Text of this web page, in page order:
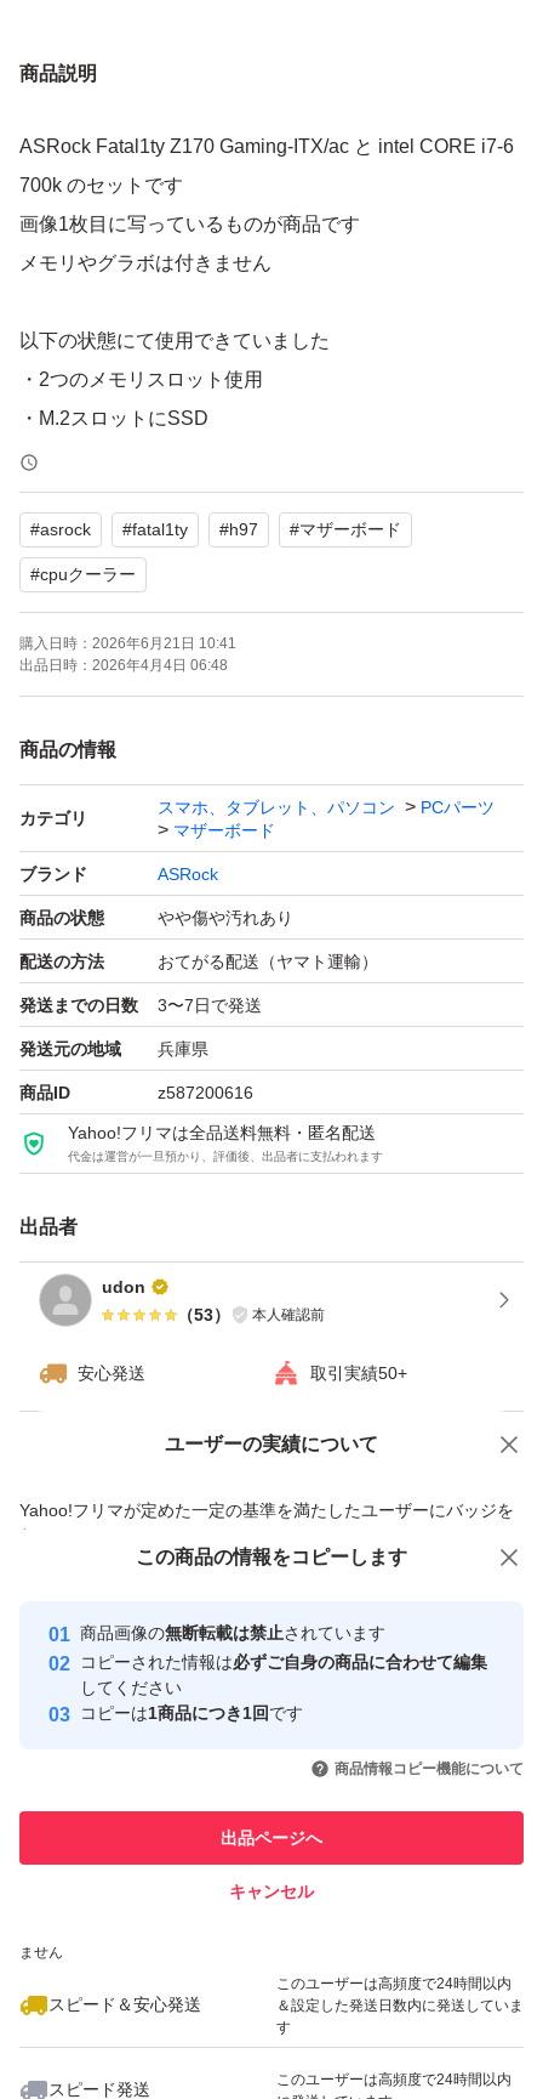
商品説明
ASRock Fatal1ty Z170 Gaming-ITX/ac と intel CORE i7-6
700k のセットです
画像1枚目に写っているものが商品です
メモリやグラボは付きません
以下の状態にて使用できていました
・2つのメモリスロット使用
・M.2スロットにSSD
・HDMIから出力
・USBにマウスとキーボード接続
・SATAポートにストレージ3台接続
・BIOSでCPU電圧を固定設定※
※TrueNASを入れて使用していましたが、自動設定では
CPUグリスは塗り直しています
中古のため、購入後の動作保証はできません
発送後のキャンセル・返品はできません
他にも見落としや不具合があるかもしれませんが、ご了承
願います
#asrock #fatal1ty #h97 #マザーボード
#cpuクーラー
購入日時： 2026年6月21日 10:41
出品日時： 2026年4月4日 06:48
商品の情報
カテゴリ
スマホ、タブレット、パソコン
PCパーツ
マザーボード
ブランド ASRock
商品の状態 やや傷や汚れあり
配送の方法 おてがる配送（ヤマト運輸）
発送までの日数 3〜7日で発送
発送元の地域 兵庫県
商品ID z587200616
Yahoo!フリマは全品送料無料・匿名配送
代金は運営が一旦預かり、評価後、出品者に支払われます
出品者
udon
（53） 本人確認前
安心発送 取引実績50+
ユーザーの実績について
Yahoo!フリマが定めた一定の基準を満たしたユーザーにバッジを
付与しています
安心取引出品者
心・安全なユーザーです
取引実績
引を完了させた実績があります
での取引実績があります
ません
スピード＆安心発送
このユーザーは高頻度で24時間以内
＆設定した発送日数内に発送していま
す
スピード発送
このユーザーは高頻度で24時間以内
価格の相談 商品への質問
この商品の情報をコピーします
商品画像の無断転載は禁止されています
コピーされた情報は必ずご自身の商品に合わせて編集
してください
コピーは1商品につき1回です
商品情報コピー機能について
出品ページへ
キャンセル
この商品をみている人にオススメ